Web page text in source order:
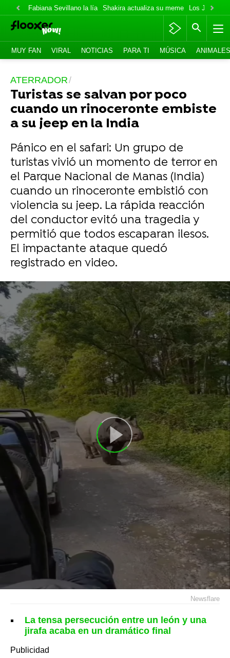
Fabiana Sevillano la lía Shakira actualiza su meme Los Jonas
MUY FAN VIRAL NOTICIAS PARA TI MÚSICA ANIMALES
ATERRADOR
Turistas se salvan por poco
cuando un rinoceronte embiste
a su jeep en la India
Pánico en el safari: Un grupo de
turistas vivió un momento de terror en
el Parque Nacional de Manas (India)
cuando un rinoceronte embistió con
violencia su jeep. La rápida reacción
del conductor evitó una tragedia y
permitió que todos escaparan ilesos.
El impactante ataque quedó
registrado en video.
Newsflare
La tensa persecución entre un león y una
jirafa acaba en un dramático final